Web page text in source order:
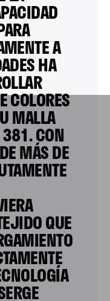
A
HA
COLORES
MALLA
381. CON
MÁS DE
QUE